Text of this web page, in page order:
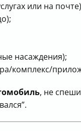
или на
насаждения);
комплекс/
, не